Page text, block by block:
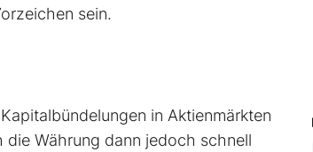
sein.
in Aktienmärkten
Währung dann jedoch schnell